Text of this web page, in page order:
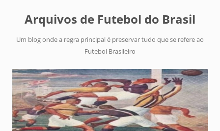
Arquivos de Futebol do Brasil
Um blog onde a regra principal é preservar tudo que se refere ao
Futebol Brasileiro